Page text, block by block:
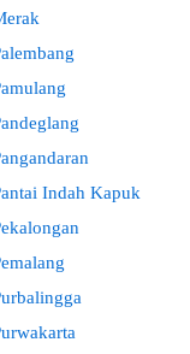
Indah Kapuk